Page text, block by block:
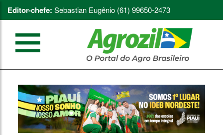
Editor-chefe: Sebastian Eugênio (61) 99650-2473